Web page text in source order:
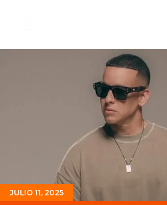
Inicio Real FM
Streaming
Descarga La APP
Programas
Noticias
Equipo
JULIO 11, 2025